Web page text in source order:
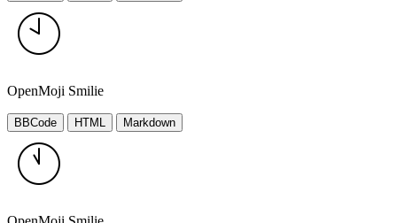
OpenMoji Smilie
BBCode HTML Markdown